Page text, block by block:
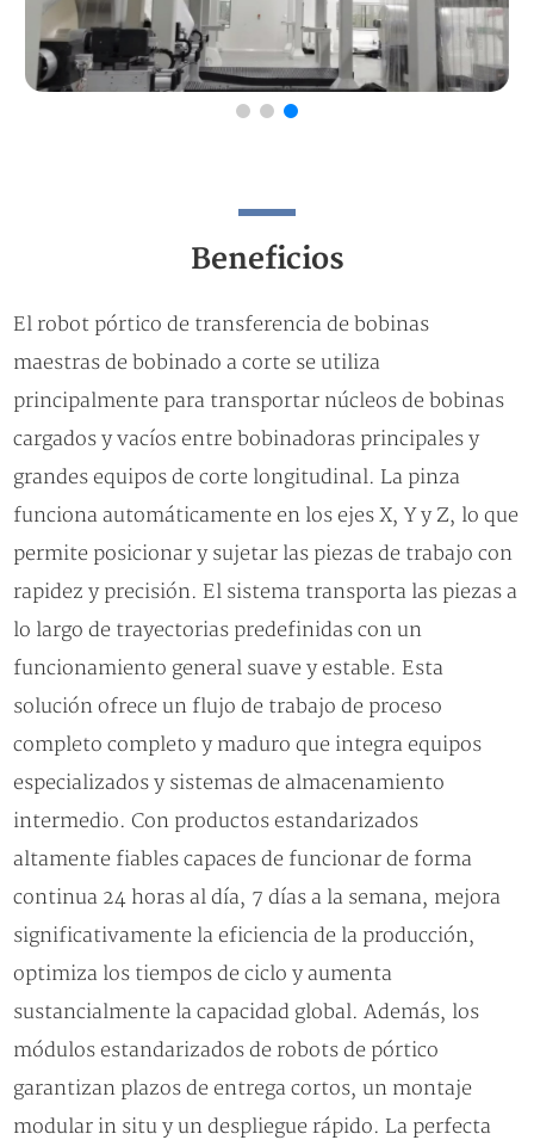
Beneficios
El robot pórtico de transferencia de bobinas
maestras de bobinado a corte se utiliza
principalmente para transportar núcleos de bobinas
cargados y vacíos entre bobinadoras principales y
grandes equipos de corte longitudinal. La pinza
funciona automáticamente en los ejes X, Y y Z, lo que
permite posicionar y sujetar las piezas de trabajo con
rapidez y precisión. El sistema transporta las piezas a
lo largo de trayectorias predefinidas con un
funcionamiento general suave y estable. Esta
solución ofrece un flujo de trabajo de proceso
completo completo y maduro que integra equipos
especializados y sistemas de almacenamiento
intermedio. Con productos estandarizados
altamente fiables capaces de funcionar de forma
continua 24 horas al día, 7 días a la semana, mejora
significativamente la eficiencia de la producción,
optimiza los tiempos de ciclo y aumenta
sustancialmente la capacidad global. Además, los
módulos estandarizados de robots de pórtico
garantizan plazos de entrega cortos, un montaje
modular in situ y un despliegue rápido. La perfecta